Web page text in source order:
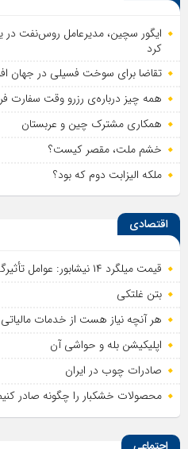
ایگور سچین، مدیرعامل روس‌نفت در
کرد
تقاضا برای سوخت فسیلی در جهان
همه چیز درباره‌ی رزرو وقت سفارت
همکاری مشترک چین و عربستان
خشم ملت، مقصر کیست؟
ملکه الیزابت دوم که بود؟
اقتصادی
قیمت میلگرد ۱۴ نیشابور: عوامل تأثیرگذار و پیش‌بینی وضعیت بازار
بتن غلتکی
هر آنچه نیاز هست از خدمات مالیاتی
اپلیکیشن بله و حواشی آن
صادرات چوب در ایران
محصولات خشکبار را چگونه صادر